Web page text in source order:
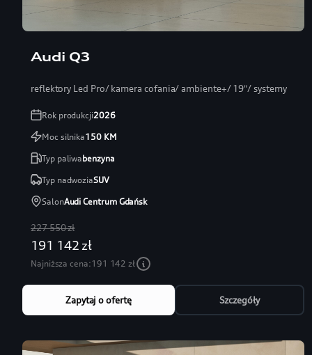
Audi Q3
reflektory Led Pro/ kamera cofania/ ambiente+/ 19″/ systemy
Rok produkcji2026
Moc silnika150KM
Typ paliwabenzyna
Typ nadwoziaSUV
SalonAudi Centrum Gdańsk
227 550 zł
191 142 zł
Najniższa cena:191 142 zł
Zapytaj o ofertę Szczegóły